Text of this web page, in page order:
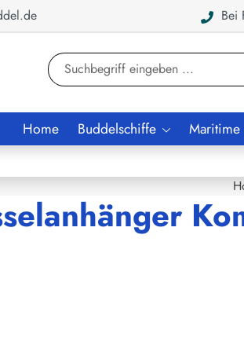
Bei
Home Buddelschiffe